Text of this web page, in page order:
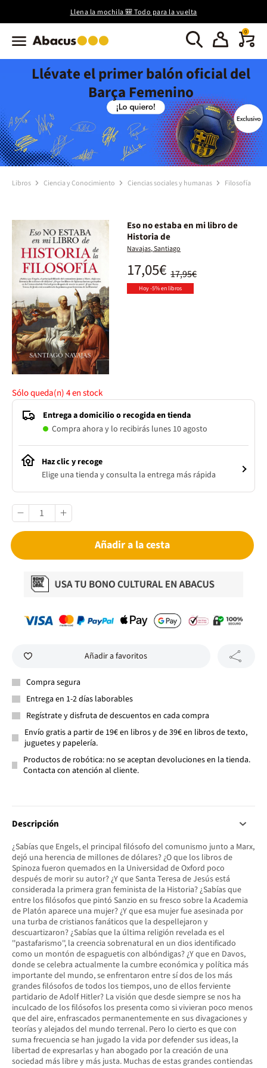
Llena la mochila 🎒 Todo para la vuelta
0
Llévate el primer balón oficial del
Barça Femenino
Libros Ciencia y Conocimiento Ciencias sociales y humanas Filosofía
Eso no estaba en mi libro de
Historia de
Navajas, Santiago
17,95€
17,05€
Hoy -5% en libros
Sólo queda(n)4en stock
Entrega a domicilio o recogida en tienda
Compra ahora y lo recibirás lunes 10 agosto
Haz clic y recoge
Elige una tienda y consulta la entrega más rápida
Añadir a la cesta
Añadir a favoritos
Compra segura
Entrega en 1-2 días laborables
Regístrate y disfruta de descuentos en cada compra
Envío gratis a partir de 19€ en libros y de 39€ en libros de texto,
juguetes y papelería.
Productos de robótica: no se aceptan devoluciones en la tienda.
Contacta con atención al cliente.
Descripción
¿Sabías que Engels, el principal filósofo del comunismo junto a Marx,
dejó una herencia de millones de dólares? ¿O que los libros de
Spinoza fueron quemados en la Universidad de Oxford poco
después de morir su autor? ¿Y que Santa Teresa de Jesús está
considerada la primera gran feminista de la Historia? ¿Sabías que
entre los filósofos que pintó Sanzio en su fresco sobre la Academia
de Platón aparece una mujer? ¿Y que esa mujer fue asesinada por
una turba de cristianos fanáticos que la despellejaron y
descuartizaron? ¿Sabías que la última religión revelada es el
''pastafarismo'', la creencia sobrenatural en un dios identificado
como un montón de espaguetis con albóndigas? ¿Y que en Davos,
donde se celebra actualmente la cumbre económica y política más
importante del mundo, se enfrentaron entre sí dos de los más
grandes filósofos de todos los tiempos, uno de ellos ferviente
partidario de Adolf Hitler? La visión que desde siempre se nos ha
inculcado de los filósofos los presenta como si vivieran poco menos
que del aire, enfrascados permanentemente en sus divagaciones y
teorías y alejados del mundo terrenal. Pero lo cierto es que con
suma frecuencia se han jugado la vida por defender sus ideas, la
libertad de expresarlas y han abogado por la creación de una
sociedad más libre y más justa. Muchas de estas grandes contiendas